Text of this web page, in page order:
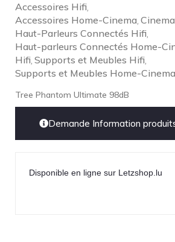
Accessoires Hifi
Accessoires Home-Cinema Cinema
Haut-Parleurs Connectés Hifi
Haut-parleurs Connectés Home-
Hifi Supports et Meubles Hifi
Supports et Meubles Home-Cinema
Tree Phantom Ultimate 98dB
Demande Information
Disponible en ligne sur Letzshop.lu